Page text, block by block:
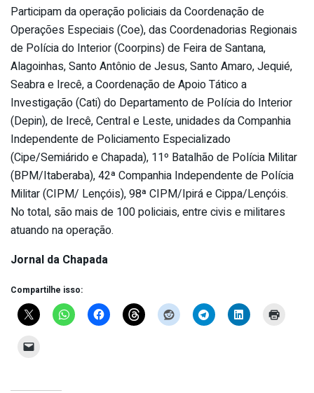
Participam da operação policiais da Coordenação de
Operações Especiais (Coe), das Coordenadorias Regionais
de Polícia do Interior (Coorpins) de Feira de Santana,
Alagoinhas, Santo Antônio de Jesus, Santo Amaro, Jequié,
Seabra e Irecê, a Coordenação de Apoio Tático a
Investigação (Cati) do Departamento de Polícia do Interior
(Depin), de Irecê, Central e Leste, unidades da Companhia
Independente de Policiamento Especializado
(Cipe/Semiárido e Chapada), 11º Batalhão de Polícia Militar
(BPM/Itaberaba), 42ª Companhia Independente de Polícia
Militar (CIPM/ Lençóis), 98ª CIPM/Ipirá e Cippa/Lençóis.
No total, são mais de 100 policiais, entre civis e militares
atuando na operação.
Jornal da Chapada
Compartilhe isso: